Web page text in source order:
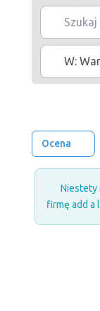
Gdzie
Ocena
Niestety
firmę add a